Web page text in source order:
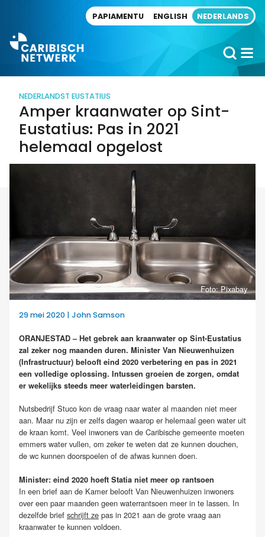
PAPIAMENTU ENGLISH NEDERLANDS
NEDERLANDST EUSTATIUS
Amper kraanwater op Sint-
Eustatius: Pas in 2021
helemaal opgelost
Foto: Pixabay
29 mei 2020 | John Samson
ORANJESTAD – Het gebrek aan kraanwater op Sint-Eustatius
zal zeker nog maanden duren. Minister Van Nieuwenhuizen
(Infrastructuur) belooft eind 2020 verbetering en pas in 2021
een volledige oplossing. Intussen groeien de zorgen, omdat
er wekelijks steeds meer waterleidingen barsten.
Nutsbedrijf Stuco kon de vraag naar water al maanden niet meer
aan. Maar nu zijn er zelfs dagen waarop er helemaal geen water uit
de kraan komt. Veel inwoners van de Caribische gemeente moeten
emmers water vullen, om zeker te weten dat ze kunnen douchen,
de wc kunnen doorspoelen of de afwas kunnen doen.
Minister: eind 2020 hoeft Statia niet meer op rantsoen
In een brief aan de Kamer belooft Van Nieuwenhuizen inwoners
over een paar maanden geen waterrantsoen meer in te lassen. In
dezelfde brief schrijft ze pas in 2021 aan de grote vraag aan
kraanwater te kunnen voldoen.